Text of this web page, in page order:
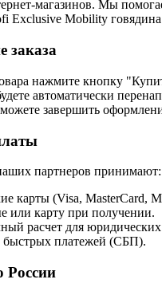
магазинов. Мы
Exclusive Mobility говядина
заказа
нажмите кнопку
автоматически
завершить
партнеров принимают:
карты (Visa, MasterCard,
или карту при получении.
расчет для
платежей (СБП).
России